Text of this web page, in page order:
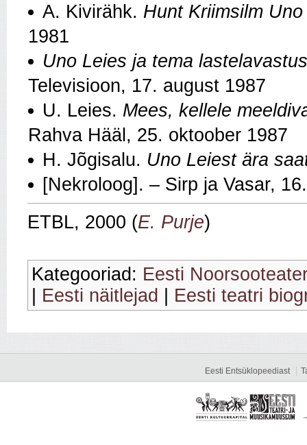
A. Kivirähk. Hunt Kriimsilm
1981
Uno Leies ja tema
Televisioon, 17. august 1987
U. Leies. Mees, kellele
Rahva Hääl, 25. oktoober 1987
H. Jõgisalu. Uno Leiest ära
[Nekroloog]. – Sirp ja Vasar,
ETBL, 2000 (E. Purje)
Kategooriad: Eesti
Eesti näitlejad Eesti teatri
Eesti Entsüklopeediast